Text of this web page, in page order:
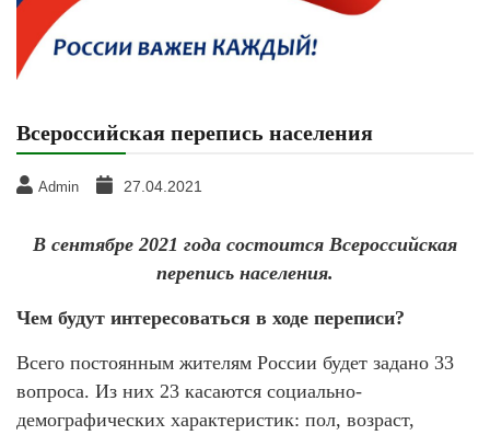
Всероссийская перепись населения
Admin 27.04.2021
В сентябре 2021 года состоится Всероссийская
перепись населения.
Чем будут интересоваться в ходе переписи?
Всего постоянным жителям России будет задано 33
вопроса. Из них 23 касаются социально-
демографических характеристик: пол, возраст,